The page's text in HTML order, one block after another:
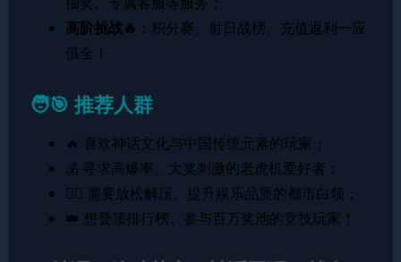
高阶挑战🔥 ：积分赛、射日战榜、充值返利一应
俱全！
🧑‍🎯 推荐人群
🔥 喜欢神话文化与中国传统元素的玩家；
💰 寻求高爆率、大奖刺激的老虎机爱好者；
🧘‍♀️ 需要放松解压、提升娱乐品质的都市白领；
👑 想登顶排行榜、参与百万奖池的竞技玩家！